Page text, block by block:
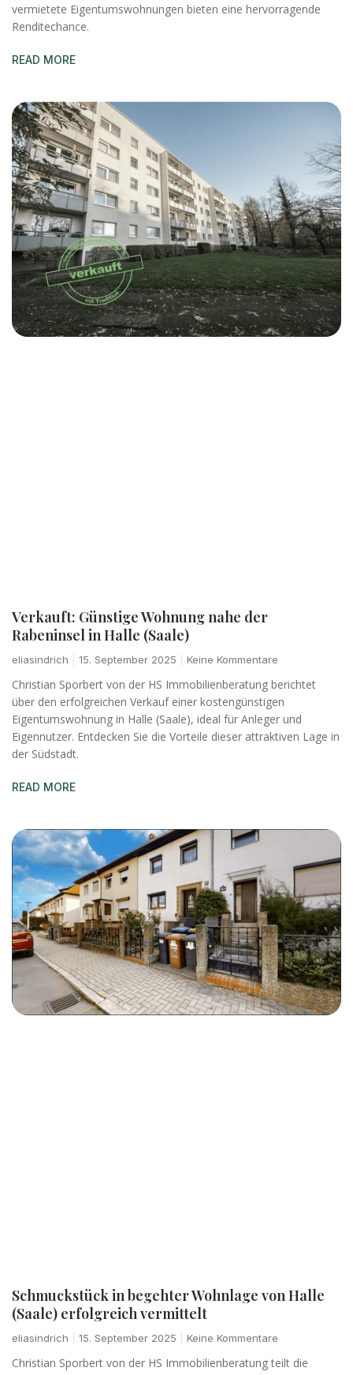
vermietete Eigentumswohnungen bieten eine hervorragende
Renditechance.
READ MORE
Verkauft: Günstige Wohnung nahe der
Rabeninsel in Halle (Saale)
eliasindrich 15. September 2025 Keine Kommentare
Christian Sporbert von der HS Immobilienberatung berichtet
über den erfolgreichen Verkauf einer kostengünstigen
Eigentumswohnung in Halle (Saale), ideal für Anleger und
Eigennutzer. Entdecken Sie die Vorteile dieser attraktiven Lage in
der Südstadt.
READ MORE
Schmuckstück in begehter Wohnlage von Halle
(Saale) erfolgreich vermittelt
eliasindrich 15. September 2025 Keine Kommentare
Christian Sporbert von der HS Immobilienberatung teilt die